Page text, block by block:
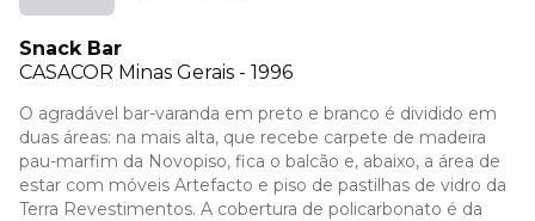
Snack Bar
CASACOR Minas Gerais - 1996
O agradável bar-varanda em preto e branco é dividido em
duas áreas: na mais alta, que recebe carpete de madeira
pau-marfim da Novopiso, fica o balcão e, abaixo, a área de
estar com móveis Artefacto e piso de pastilhas de vidro da
Terra Revestimentos. A cobertura de policarbonato é da